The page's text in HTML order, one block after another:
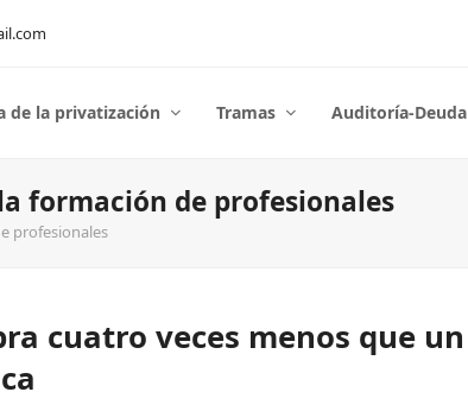
de la privatización Tramas Auditoría-Deuda
formación de profesionales
profesionales
cuatro veces menos que un